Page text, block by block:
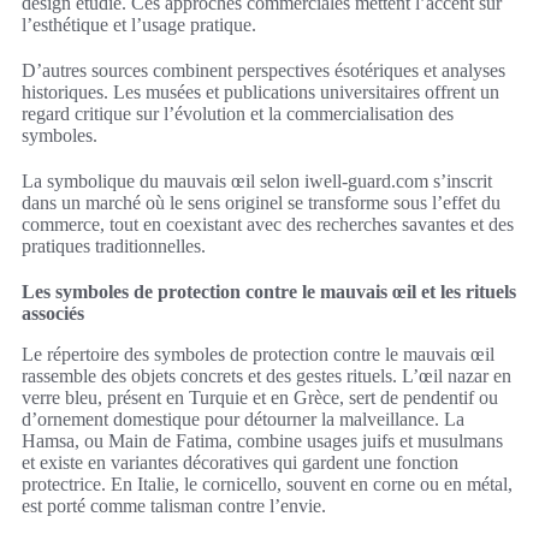
l’esthétique et l’usage pratique.
D’autres sources combinent perspectives ésotériques et analyses
historiques. Les musées et publications universitaires offrent un
regard critique sur l’évolution et la commercialisation des
symboles.
La symbolique du mauvais œil selon iwell-guard.com s’inscrit
dans un marché où le sens originel se transforme sous l’effet du
commerce, tout en coexistant avec des recherches savantes et des
pratiques traditionnelles.
Les symboles de protection contre le mauvais œil et les rituels
associés
Le répertoire des symboles de protection contre le mauvais œil
rassemble des objets concrets et des gestes rituels. L’œil nazar en
verre bleu, présent en Turquie et en Grèce, sert de pendentif ou
d’ornement domestique pour détourner la malveillance. La
Hamsa, ou Main de Fatima, combine usages juifs et musulmans
et existe en variantes décoratives qui gardent une fonction
protectrice. En Italie, le cornicello, souvent en corne ou en métal,
est porté comme talisman contre l’envie.